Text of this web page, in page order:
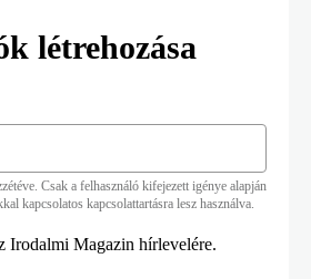
létrehozása
Csak a felhasználó kifejezett igénye alapján
kapcsolatos kapcsolattartásra lesz használva.
Irodalmi Magazin hírlevelére.